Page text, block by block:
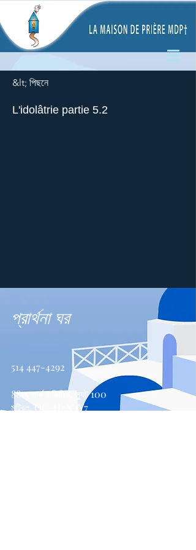
&lt; পিছনে
L'idolâtrie partie 5.2
প্রার্থনা ঘর
514 447-4292
8815 পার্ক এভিনিউ, স্যুট 100
মন্ট্রিল, QC, H2N 1Y7